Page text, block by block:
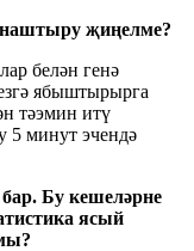
җиңелме?
белән генә
ябыштырырга
тәэмин итү
5 минут эчендә
Бу кешеләрне
ясый